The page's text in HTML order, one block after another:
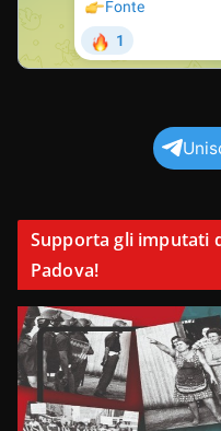
Supporta gli imputati
Padova!